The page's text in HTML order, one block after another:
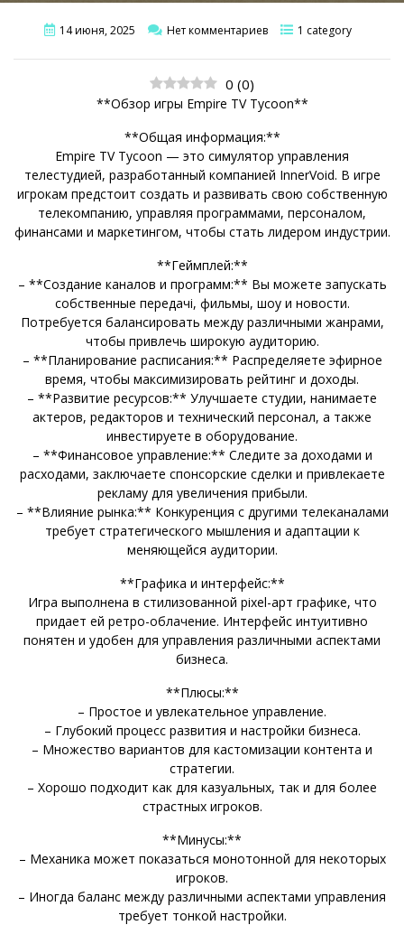
14 июня, 2025 Нет комментариев 1 category
0 (0)
**Обзор игры Empire TV Tycoon**
**Общая информация:**
Empire TV Tycoon — это симулятор управления
телестудией, разработанный компанией InnerVoid. В игре
игрокам предстоит создать и развивать свою собственную
телекомпанию, управляя программами, персоналом,
финансами и маркетингом, чтобы стать лидером индустрии.
**Геймплей:**
– **Создание каналов и программ:** Вы можете запускать
собственные передачі, фильмы, шоу и новости.
Потребуется балансировать между различными жанрами,
чтобы привлечь широкую аудиторию.
– **Планирование расписания:** Распределяете эфирное
время, чтобы максимизировать рейтинг и доходы.
– **Развитие ресурсов:** Улучшаете студии, нанимаете
актеров, редакторов и технический персонал, а также
инвестируете в оборудование.
– **Финансовое управление:** Следите за доходами и
расходами, заключаете спонсорские сделки и привлекаете
рекламу для увеличения прибыли.
– **Влияние рынка:** Конкуренция с другими телеканалами
требует стратегического мышления и адаптации к
меняющейся аудитории.
**Графика и интерфейс:**
Игра выполнена в стилизованной pixel-арт графике, что
придает ей ретро-облачение. Интерфейс интуитивно
понятен и удобен для управления различными аспектами
бизнеса.
**Плюсы:**
– Простое и увлекательное управление.
– Глубокий процесс развития и настройки бизнеса.
– Множество вариантов для кастомизации контента и
стратегии.
– Хорошо подходит как для казуальных, так и для более
страстных игроков.
**Минусы:**
– Механика может показаться монотонной для некоторых
игроков.
– Иногда баланс между различными аспектами управления
требует тонкой настройки.